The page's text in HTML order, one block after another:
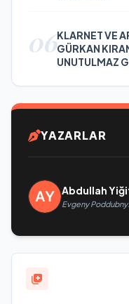
06KLARNET VE
GÜRKAN
UNUTULMAZ
YAZARLAR
Abdullah
Evgeny